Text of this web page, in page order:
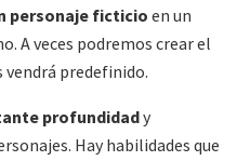
personaje ficticio en un
A veces podremos crear el
predefinido.
profundidady
Hay habilidades que